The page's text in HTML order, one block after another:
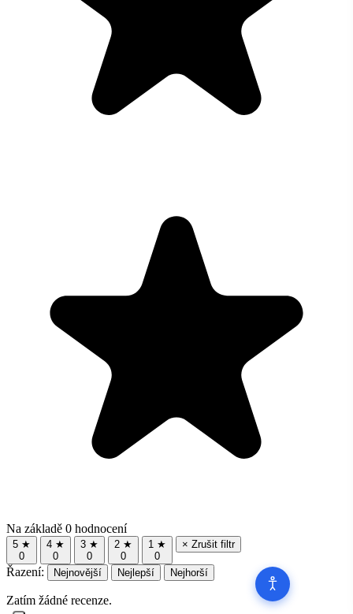
Na základě 0 hodnocení
5 ★
0
4 ★
0
3 ★
0
2 ★
0
1 ★
0
× Zrušit filtr
Řazení: Nejnovější Nejlepší Nejhorší
Zatím žádné recenze.